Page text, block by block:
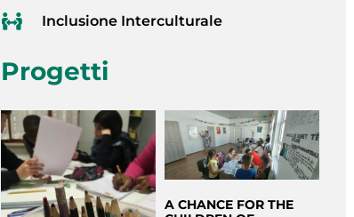
Inclusione Interculturale
Progetti
A CHANCE FOR THE